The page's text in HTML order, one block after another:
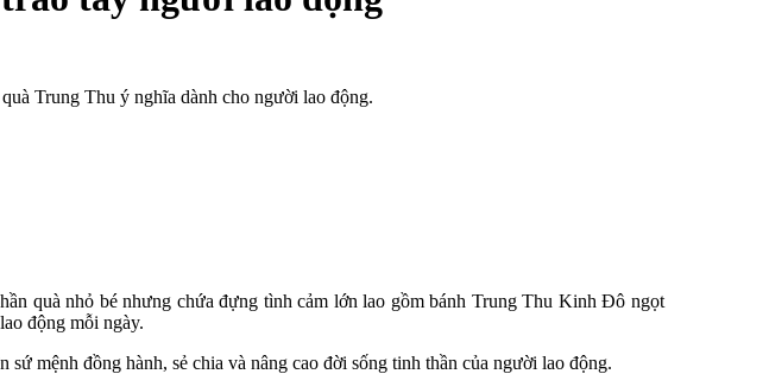
Trung Thu ý nghĩa dành cho người lao động.
quà nhỏ bé nhưng chứa đựng tình cảm lớn lao gồm bánh Trung Thu Kinh Đô ngọt
động mỗi ngày.
mệnh đồng hành, sẻ chia và nâng cao đời sống tinh thần của người lao động.